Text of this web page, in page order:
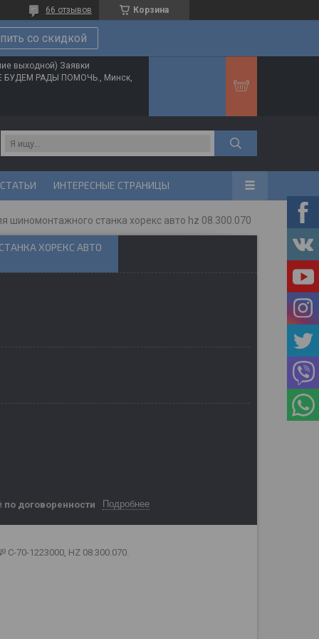
Корзина
66 отзывов
со скидкой
выходной) Заявки
БУДЕМ РАДЫ ПОМОЧЬ., Минск,
ИНТЕРЕСНЫЕ СТРАНИЦЫ
шиномонтажного станка хорекс авто hz 08.300.070
ХОРЕКС АВТО
по договоренности Подробнее
70-1223000, HZ 08.300.070.